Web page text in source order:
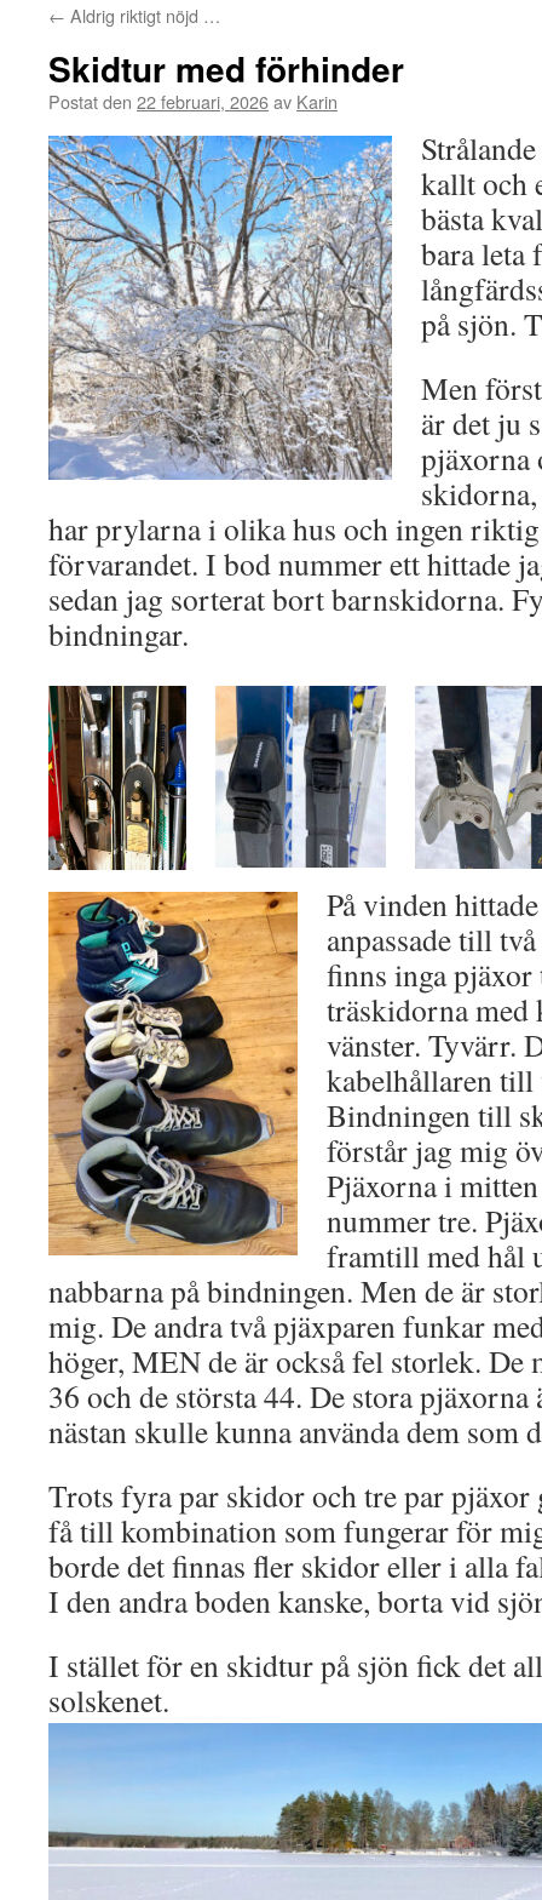
← Aldrig riktigt nöjd …
Skidtur med förhinder
Postat den 22 februari, 2026av Karin
kallt och
bästa
bara leta
på sjön.
Men
är det ju
pjäxorna
har prylarna i olika hus och ingen
förvarandet. I bod nummer ett hittade
sedan jag sorterat bort barnskidorna.
bindningar.
På vinden
anpassade till
finns inga
träskidorna
vänster. Tyvärr.
kabelhållaren till
Bindningen till
förstår jag mig
Pjäxorna i
nummer tre.
framtill med hål
nabbarna på bindningen. Men de är
mig. De andra två pjäxparen funkar
höger, MEN de är också fel storlek. De
36 och de största 44. De stora pjäxorna
nästan skulle kunna använda dem som
Trots fyra par skidor och tre par pjäxor
få till kombination som fungerar för
borde det finnas fler skidor eller i alla
I den andra boden kanske, borta vid
I stället för en skidtur på sjön fick det
solskenet.